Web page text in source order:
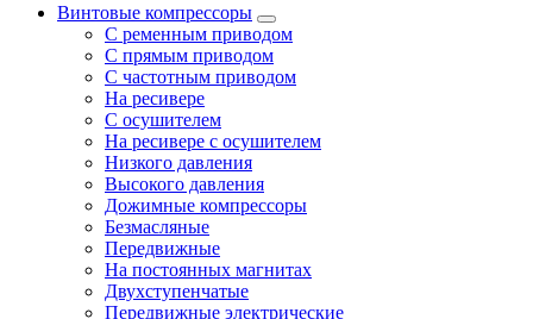
Винтовые компрессоры
С ременным приводом
С прямым приводом
С частотным приводом
На ресивере
С осушителем
На ресивере с осушителем
Низкого давления
Высокого давления
Дожимные компрессоры
Безмасляные
Передвижные
На постоянных магнитах
Двухступенчатые
Передвижные электрические